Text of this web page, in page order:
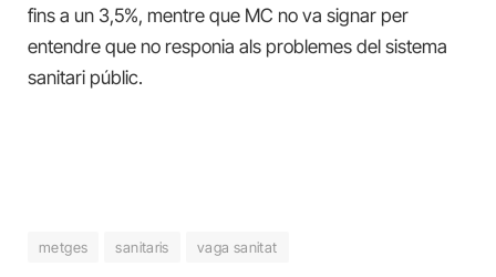
fins a un 3,5%, mentre que MC no va signar per
entendre que no responia als problemes del sistema
sanitari públic.
metges sanitaris vaga sanitat